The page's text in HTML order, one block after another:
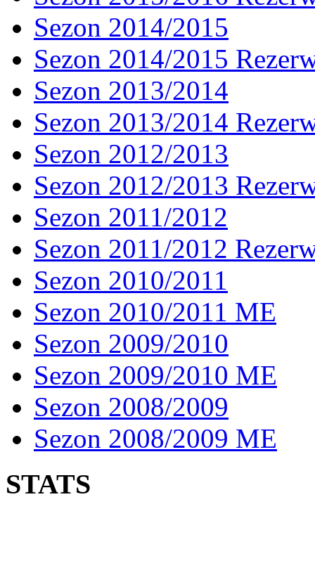
Sezon 2014/2015
Sezon 2014/2015
Sezon 2013/2014
Sezon 2013/2014
Sezon 2012/2013
Sezon 2012/2013
Sezon 2011/2012
Sezon 2011/2012
Sezon 2010/2011
Sezon 2010/2011 ME
Sezon 2009/2010
Sezon 2009/2010 ME
Sezon 2008/2009
Sezon 2008/2009 ME
STATS